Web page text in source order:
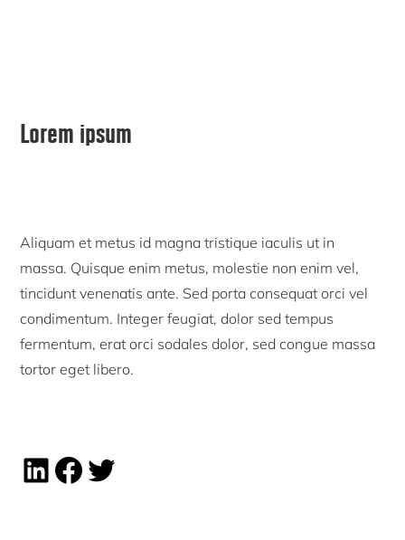
Primary
Lorem ipsum
Aliquam et metus id magna tristique iaculis ut in
massa. Quisque enim metus, molestie non enim vel,
tincidunt venenatis ante. Sed porta consequat orci vel
condimentum. Integer feugiat, dolor sed tempus
fermentum, erat orci sodales dolor, sed congue massa
tortor eget libero.
Linkedin share
Facebook shareTwitter share